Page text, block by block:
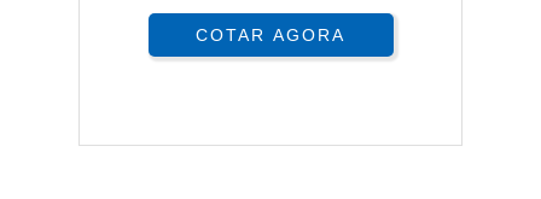
COTAR AGORA